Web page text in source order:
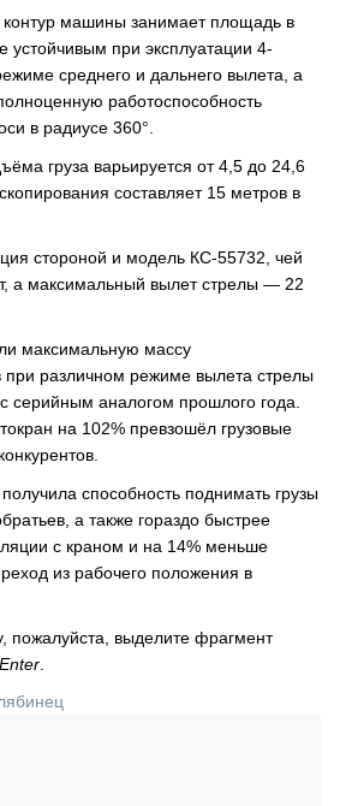
контур машины занимает площадь в
устойчивым при эксплуатации 4-
среднего и дальнего вылета, а
работоспособность
в радиусе 360°.
груза варьируется от 4,5 до 24,6
составляет 15 метров в
стороной и модель КС-55732, чей
а максимальный вылет стрелы — 22
максимальную массу
различном режиме вылета стрелы
серийным аналогом прошлого года.
на 102% превзошёл грузовые
способность поднимать грузы
а также гораздо быстрее
с краном и на 14% меньше
из рабочего положения в
пожалуйста, выделите фрагмент